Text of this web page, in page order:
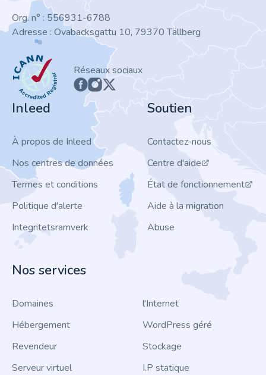
Org. n° : 556931-6788
Adresse : Ovabacksgattu 10, 79370 Tällberg
ICANN
Réseaux sociaux
Inleed
À propos de Inleed
Nos centres de données
Termes et conditions
Politique d'alerte
Integritetsramverk
Soutien
Contactez-nous
Centre d'aide
État de fonctionnement
Aide à la migration
Abuse
Nos services
Domaines
Hébergement
Revendeur
Serveur virtuel
l'Internet
WordPress géré
Stockage
I.P statique